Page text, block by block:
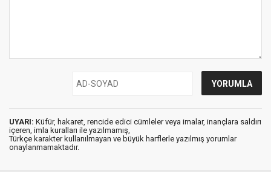
UYARI: Küfür, hakaret, rencide edici cümleler veya imalar, inançlara saldırı
içeren, imla kuralları ile yazılmamış,
Türkçe karakter kullanılmayan ve büyük harflerle yazılmış yorumlar
onaylanmamaktadır.